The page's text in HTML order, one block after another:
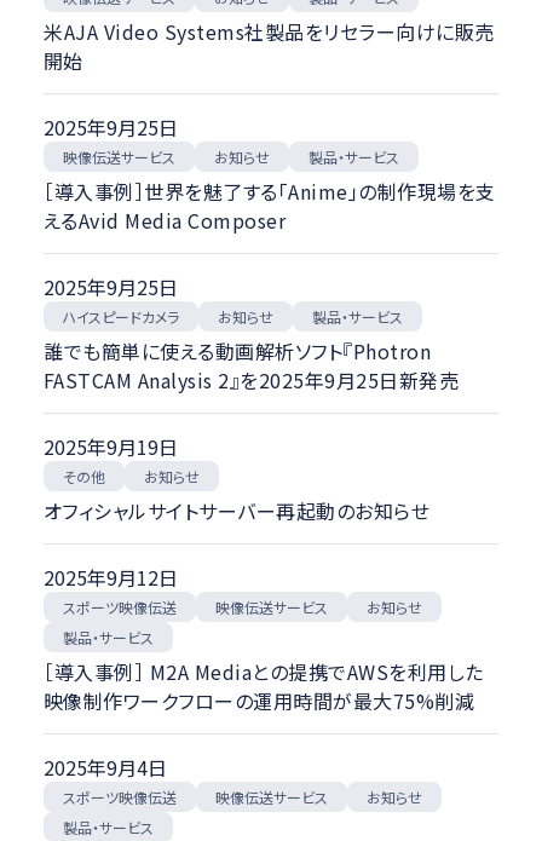
米AJA Video Systems社製品をリセラー向けに販売
開始
2025年9月25日
映像伝送サービス お知らせ 製品・サービス
［導入事例］世界を魅了する「Anime」の制作現場を支
えるAvid Media Composer
2025年9月25日
ハイスピードカメラ お知らせ 製品・サービス
誰でも簡単に使える動画解析ソフト『Photron
FASTCAM Analysis 2』を2025年9月25日新発売
2025年9月19日
その他 お知らせ
オフィシャルサイトサーバー再起動のお知らせ
2025年9月12日
スポーツ映像伝送 映像伝送サービス お知らせ
製品・サービス
［導入事例］ M2A Mediaとの提携でAWSを利用した
映像制作ワークフローの運用時間が最大75%削減
2025年9月4日
スポーツ映像伝送 映像伝送サービス お知らせ
製品・サービス